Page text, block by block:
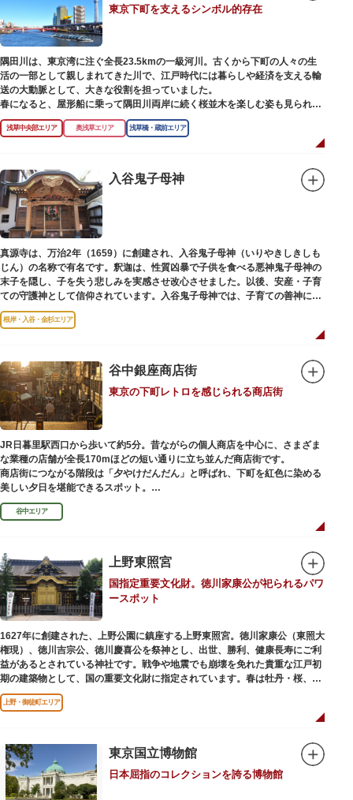
【撞球室】
当時の日本では非常に珍しいスイスの山小屋風の撞球室（ビリヤード場）
で、洋館から地下道でつながっています。通常は非公開ですが、毎月15日
（10月のみ10/16）に先着順で限定公開されています。
【和館大広間】
洋館に併置された名棟 梁大河喜十郎の手によるものと伝えられている書院造
りの和館で、当時は550坪に及ぶ洋館を遥かにしのぐ規模でしたが、現在は
冠婚葬祭などに使われていた大広間の1棟だけが残っています。
を一部踏襲している広大な庭は、建築様式同様に和洋併置式とされ、「芝
庭」をもつ近代庭園の初期の形を残しています。江戸時代の石碑や手水鉢、
庭石などが見られ、煉瓦塀を含めた敷地全体が重要文化財に指定されていま
す。
東京下町を支えるシンボル的存在
隅田川は、東京湾に注ぐ全長23.5kmの一級河川。古くから下町の人々の生
活の一部として親しまれてきた川で、江戸時代には暮らしや経済を支える輸
送の大動脈として、大きな役割を担っていました。
春になると、屋形船に乗って隅田川両岸に続く桜並木を楽しむ姿も見られ、
東京スカイツリーとのコラボレーションも、まさに絵になる光景です。ま
た、毎年7月の最終土曜日に開催される「隅田川花火大会」は、東京の夏の
川沿いには「隅田川テラス」と呼ばれる遊歩道も整備されています。心地よ
い風に吹かれながら、緑化が施された遊歩道で散歩やジョギングを楽しんだ
後は、オープンカフェでほっと一息つくのもおすすめです。
隅田川にかかる橋々も、それぞれ特徴的な形をしていて見応えは抜群。せっ
かくなら水上バスに乗船して、優雅に観察してみてはいかがでしょうか。
浅草中央部エリア 奥浅草エリア 浅草橋・蔵前エリア
入谷鬼子母神
真源寺は、万治2年（1659）に創建され、入谷鬼子母神（いりやきしきしも
じん）の名称で有名です。釈迦は、性質凶暴で子供を食べる悪神鬼子母神の
末子を隠し、子を失う悲しみを実感させ改心させました。以後、安産・子育
ての守護神として信仰されています。入谷鬼子母神では、子育ての善神にな
った由来からツノのない「おに」の文字を使っています。
根岸・入谷・金杉エリア
谷中銀座商店街
東京の下町レトロを感じられる商店街
JR日暮里駅西口から歩いて約5分。昔ながらの個人商店を中心に、さまざま
な業種の店舗が全長170mほどの短い通りに立ち並んだ商店街です。
商店街につながる階段は「夕やけだんだん」と呼ばれ、下町を紅色に染める
美しい夕日を堪能できるスポット。
谷中銀座商店街は1945年頃に自然発生的に生まれ、現在の近隣型商店街へと
発展。昭和の懐かしい商店街の景観を見ることができます。東京の下町レト
観光客が訪れ、買い物や散策を楽しんでいます。
谷中エリア
上野東照宮
国指定重要文化財。徳川家康公が祀られるパワ
ースポット
1627年に創建された、上野公園に鎮座する上野東照宮。徳川家康公（東照大
権現）、徳川吉宗公、徳川慶喜公を祭神とし、出世、勝利、健康長寿にご利
益があるとされている神社です。戦争や地震でも崩壊を免れた貴重な江戸初
期の建築物として、国の重要文化財に指定されています。春は牡丹・桜、秋
は紅葉やダリア展、お正月は初詣や冬ぼたん鑑賞の地として、年間を通して
国内外からの参拝者で賑わうスポットです。
軍・徳川家光公が、日光東照宮までお参りに行けない江戸の人々のために建
てられたそう。社殿内部は文化財保護のため通常は非公開ですが、特別公開
が実施されることもあるので、拝観を申し込んでみてはいかがでしょうか。
授与所では、期間・数量限定のお守りや御朱印も授与されているので要チェ
上野・御徒町エリア
東京国立博物館
日本屈指のコレクションを誇る博物館